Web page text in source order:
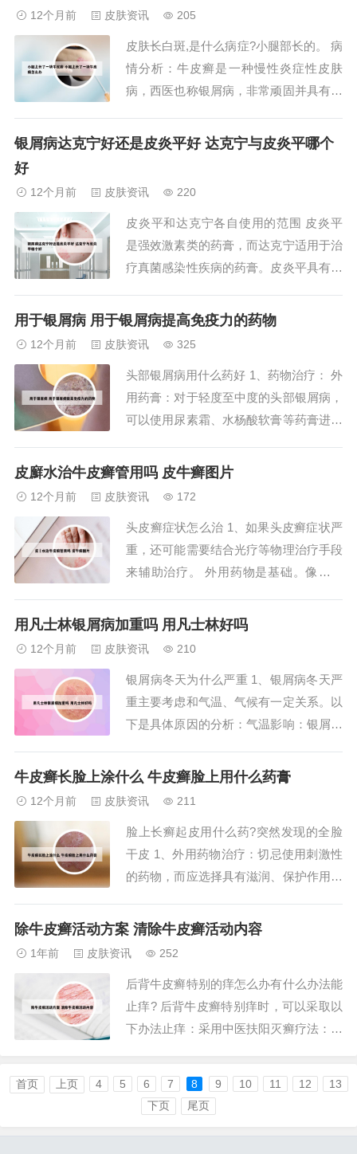
制剂成分过敏者禁用。病...
12个月前 皮肤资讯 205
皮肤长白斑,是什么病症?小腿部长的。 病
情分析：牛皮癣是一种慢性炎症性皮肤
病，西医也称银屑病，非常顽固并具有复
皮损特征是红色丘疹或斑块上覆有多层银
酸软膏，尿素霜，白降汞，水杨酸软膏
等。皮肤出现...
银屑病达克宁好还是皮炎平好 达克宁与皮炎平哪个
好
12个月前 皮肤资讯 220
皮炎平和达克宁各自使用的范围 皮炎平
是强效激素类的药膏，而达克宁适用于治
疗真菌感染性疾病的药膏。皮炎平具有抗
各种类型的皮炎、湿疹、银屑病、神经性
疗各种非感染性的炎症性的皮肤病，如皮
炎湿疹、过敏...
用于银屑病 用于银屑病提高免疫力的药物
12个月前 皮肤资讯 325
头部银屑病用什么药好 1、药物治疗： 外
用药膏：对于轻度至中度的头部银屑病，
可以使用尿素霜、水杨酸软膏等药膏进行
状。 专用药水：对于重度患者，推荐使
10%焦油洗发水，以及卡泊三醇和糖皮质
激素...
皮廯水治牛皮癣管用吗 皮牛癣图片
12个月前 皮肤资讯 172
头皮癣症状怎么治 1、如果头皮癣症状严
重，还可能需要结合光疗等物理治疗手段
来辅助治疗。 外用药物是基础。像一些
癣的部位。它可以抑制真菌细胞壁的合成
癣的症状，比如减轻瘙痒、减少皮屑等。
2、外用药...
用凡士林银屑病加重吗 用凡士林好吗
12个月前 皮肤资讯 210
银屑病冬天为什么严重 1、银屑病冬天严
重主要考虑和气温、气候有一定关系。以
下是具体原因的分析：气温影响：银屑病
较低有关。低温环境可能导致皮肤屏障功
影响显著：气候因素是银屑病发病的诱因
之一，其中...
牛皮癣长脸上涂什么 牛皮癣脸上用什么药膏
12个月前 皮肤资讯 211
脸上长癣起皮用什么药?突然发现的全脸
干皮 1、外用药物治疗：切忌使用刺激性
的药物，而应选择具有滋润、保护作用的
霉素软膏等。短期使用地塞米松霜也可能
他丸、复合维生素B等，有助于改善病
情。2、脸...
除牛皮癣活动方案 清除牛皮癣活动内容
1年前 皮肤资讯 252
后背牛皮癣特别的痒怎么办有什么办法能
止痒? 后背牛皮癣特别痒时，可以采取以
下办法止痒：采用中医扶阳灭癣疗法：该
阳虚体质，达到阴阳平衡，从而有效缓解
瘙痒等症状。治疗过程中，医生会根据患
者具体情况，采用温阳解表法、温阳散寒
首页 上页 4 5 6 7 8 9 10 11 12
13
下页
尾页